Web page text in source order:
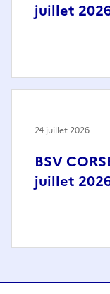
juillet
BSV
juillet
24 juillet 2026